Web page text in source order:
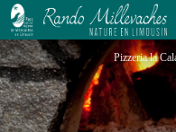
Pizzeria la Calabre
Pizzeria la